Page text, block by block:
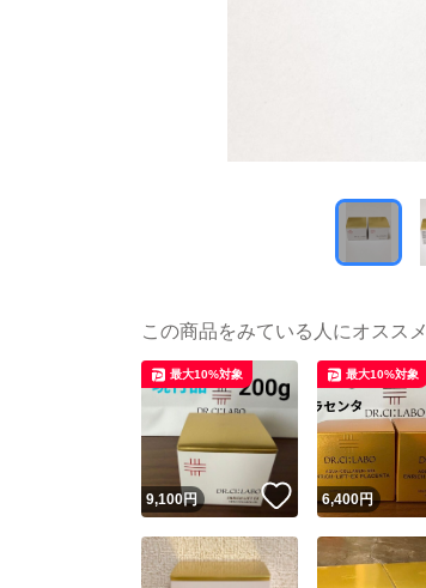
この商品をみている人にオススメ
9,100円 いいね！
最大10%対象
6,400円
最大10%対象